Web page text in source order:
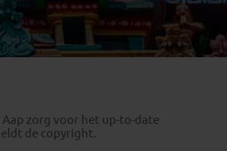
Emiraten
(1)
zorg voor het up-to-date
de copyright.